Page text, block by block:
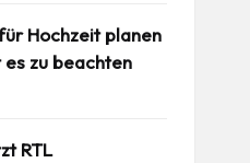
Hochzeit planen
es zu beachten
RTL